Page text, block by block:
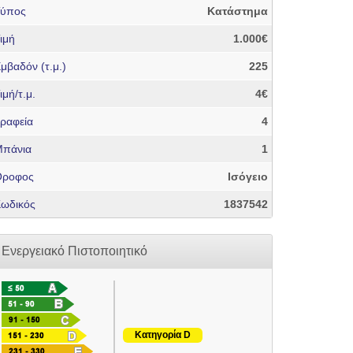
Κατάστημα
1.000€
(τ.μ.) 225
τ.μ. 4€
4
1
Ισόγειο
1837542
Ενεργειακό Πιστοποιητικό
Κατηγορία D